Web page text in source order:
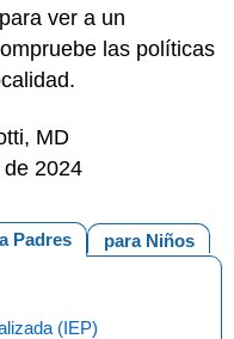
ver a un
las políticas
MD
2024
para Niños
Padres
(IEP)